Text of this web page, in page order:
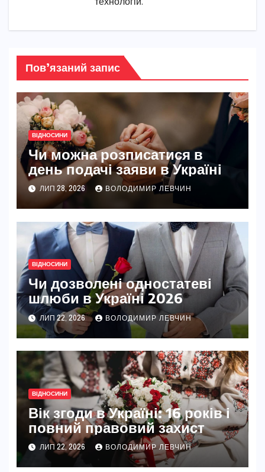
Пов’язаний запис
ВІДНОСИНИ
Чи можна розписатися в
день подачі заяви в Україні
ЛИП 28, 2026 ВОЛОДИМИР ЛЕВЧИН
ВІДНОСИНИ
Чи дозволені одностатеві
шлюби в Україні 2026
ЛИП 22, 2026 ВОЛОДИМИР ЛЕВЧИН
ВІДНОСИНИ
Вік згоди в Україні: 16 років і
повний правовий захист
ЛИП 22, 2026 ВОЛОДИМИР ЛЕВЧИН